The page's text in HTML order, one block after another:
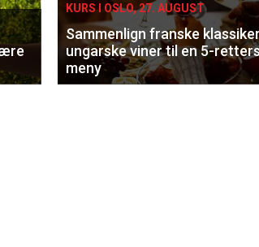
KURS I OSLO, 27. AUGUST
Sammenlign franske
ungarske viner til en 5-
meny